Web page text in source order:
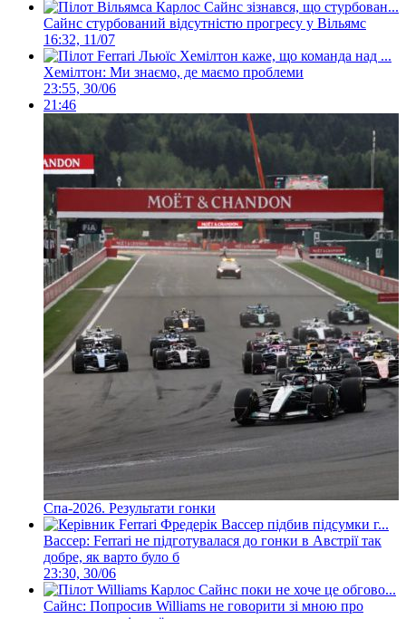
Сайнс стурбований відсутністю прогресу у Вільямс
16:32, 11/07
Хемілтон: Ми знаємо, де маємо проблеми
23:55, 30/06
21:46
Спа-2026. Результати гонки
Вассер: Ferrari не підготувалася до гонки в Австрії так
добре, як варто було б
23:30, 30/06
Сайнс: Попросив Williams не говорити зі мною про